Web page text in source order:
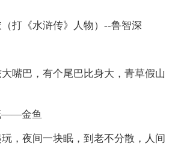
打《水浒传》人物）--鲁智深
嘴巴，有个尾巴比身大，青草假山
——金鱼
，夜间一块眠，到老不分散，人间